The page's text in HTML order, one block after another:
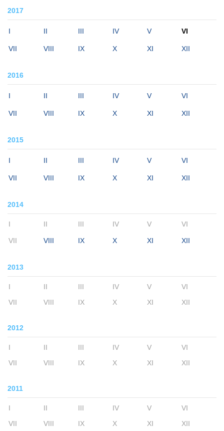
2017
I II III IV V VI
VII VIII IX X XI XII
2016
I II III IV V VI
VII VIII IX X XI XII
2015
I II III IV V VI
VII VIII IX X XI XII
2014
I II III IV V VI
VII VIII IX X XI XII
2013
I II III IV V
VI
VII
VIII IX X XI XII
2012
I II III IV V
VI
VII
VIII IX X XI XII
2011
I II III IV V
VI
VII
VIII IX X XI XII